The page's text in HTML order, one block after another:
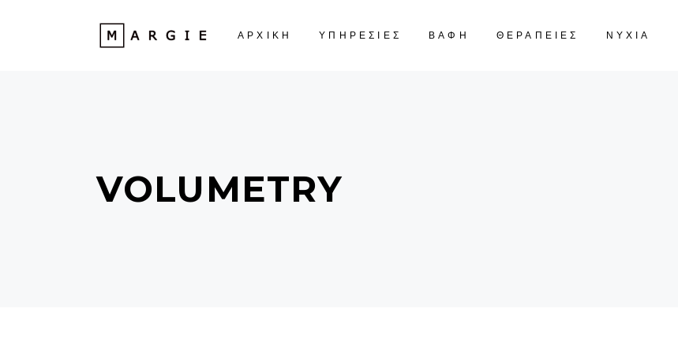
ΑΡΧΙΚΗ ΥΠΗΡΕΣΙΕΣ ΒΑΦΗ ΘΕΡΑΠΕΙΕΣ ΝΥΧΙΑ
VOLUMETRY